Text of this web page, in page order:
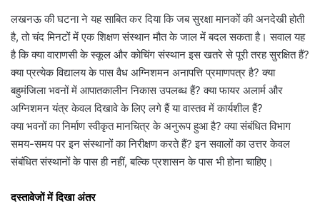
लखनऊ की घटना ने यह साबित कर दिया कि जब सुरक्षा मानकों की अनदेखी होती
है, तो चंद मिनटों में एक शिक्षण संस्थान मौत के जाल में बदल सकता है। सवाल यह
है कि क्या वाराणसी के स्कूल और कोचिंग संस्थान इस खतरे से पूरी तरह सुरक्षित हैं?
क्या प्रत्येक विद्यालय के पास वैध अग्निशमन अनापत्ति प्रमाणपत्र है? क्या
बहुमंजिला भवनों में आपातकालीन निकास उपलब्ध हैं? क्या फायर अलार्म और
अग्निशमन यंत्र केवल दिखावे के लिए लगे हैं या वास्तव में कार्यशील हैं?
क्या भवनों का निर्माण स्वीकृत मानचित्र के अनुरूप हुआ है? क्या संबंधित विभाग
समय-समय पर इन संस्थानों का निरीक्षण करते हैं? इन सवालों का उत्तर केवल
संबंधित संस्थानों के पास ही नहीं, बल्कि प्रशासन के पास भी होना चाहिए।
दस्तावेजों में दिखा अंतर